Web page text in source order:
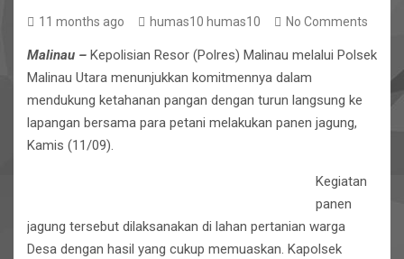
11 months ago humas10 humas10 No Comments
Malinau – Kepolisian Resor (Polres) Malinau melalui Polsek
Malinau Utara menunjukkan komitmennya dalam
mendukung ketahanan pangan dengan turun langsung ke
lapangan bersama para petani melakukan panen jagung,
Kamis (11/09).
Kegiatan
panen
jagung tersebut dilaksanakan di lahan pertanian warga
Desa dengan hasil yang cukup memuaskan. Kapolsek